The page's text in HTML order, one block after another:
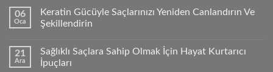
06
Oca
Keratin Gücüyle Saçlarınızı Yeniden Canlandırın Ve
Şekillendirin
21
Ara
Sağlıklı Saçlara Sahip Olmak İçin Hayat Kurtarıcı
İpuçları